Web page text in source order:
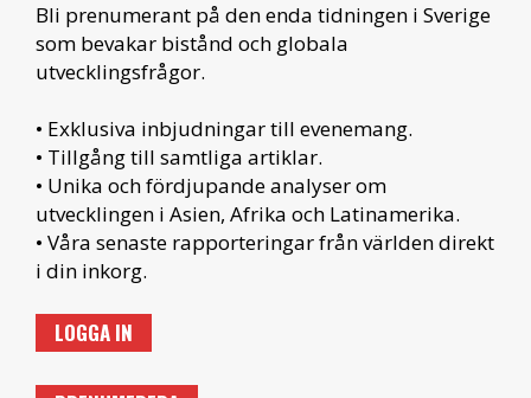
Bli prenumerant på den enda tidningen i Sverige
som bevakar bistånd och globala
utvecklingsfrågor.
• Exklusiva inbjudningar till evenemang.
• Tillgång till samtliga artiklar.
• Unika och fördjupande analyser om
utvecklingen i Asien, Afrika och Latinamerika.
• Våra senaste rapporteringar från världen direkt
i din inkorg.
LOGGA IN